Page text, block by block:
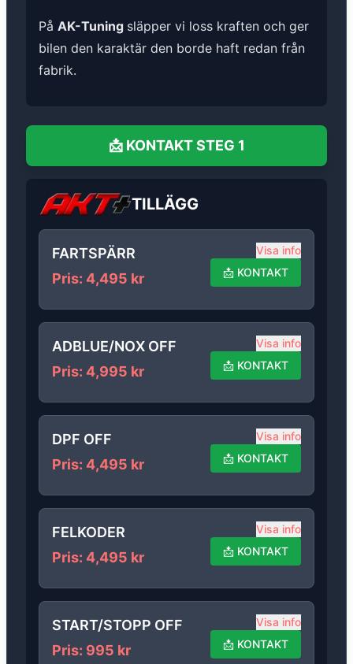
På AK-Tuning släpper vi loss kraften och ger
bilen den karaktär den borde haft redan från
fabrik.
📩 KONTAKT STEG 1
TILLÄGG
FARTSPÄRR
Pris: 4,495 kr
Visa info
📩 KONTAKT
ADBLUE/NOX OFF
Pris: 4,995 kr
Visa info
📩 KONTAKT
DPF OFF
Pris: 4,495 kr
Visa info
📩 KONTAKT
FELKODER
Pris: 4,495 kr
Visa info
📩 KONTAKT
START/STOPP OFF
Pris: 995 kr
Visa info
📩 KONTAKT